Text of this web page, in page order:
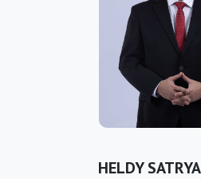
https://bkpmmagelang.org
https://bkpmpati.org
https://bkpmpekalongan.org
https://bkpmpemalang.org
HELDY